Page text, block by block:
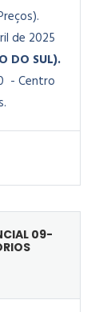
de 2025
DO SUL).
- Centro
09-